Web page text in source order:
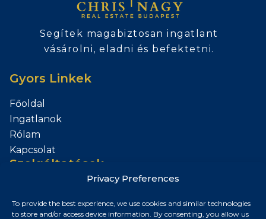
Privacy Preferences
To provide the best experience, we use cookies and similar technologies
to store and/or access device information. By consenting, you allow us
Segítek magabiztosan ingatlant
vásárolni, eladni és befektetni.
Gyors Linkek
Főoldal
Ingatlanok
Rólam
Kapcsolat
Szolgáltatások
Kapcsolat